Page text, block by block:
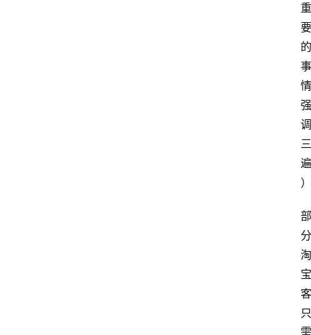
重
要
的
事
情
强
调
三
遍
）
部
分
淘
宝
客
只
需